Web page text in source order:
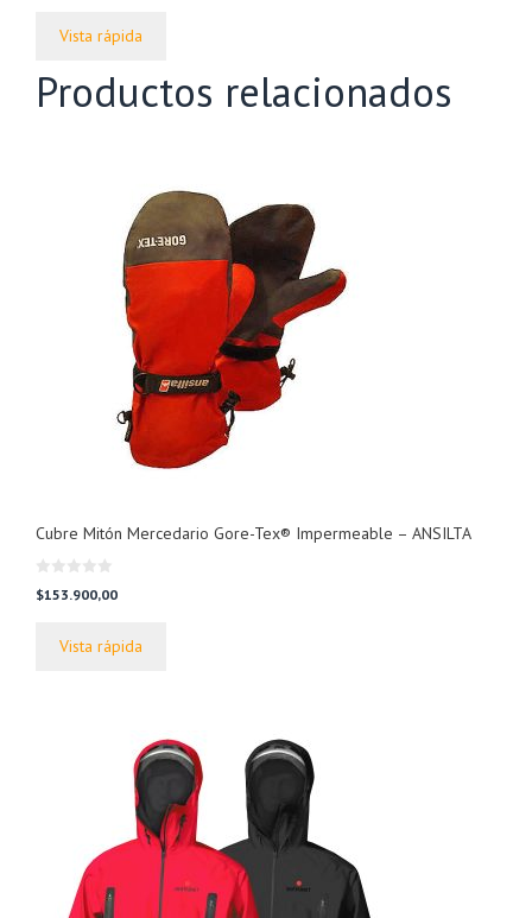
Vista rápida
Productos relacionados
Cubre Mitón Mercedario Gore-Tex® Impermeable – ANSILTA
0
d
$153.900,00
Vista rápida